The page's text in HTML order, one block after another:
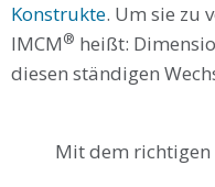
Konstrukte. Um sie zu
IMCM® heißt:
diesen ständigen
Mit dem richtigen